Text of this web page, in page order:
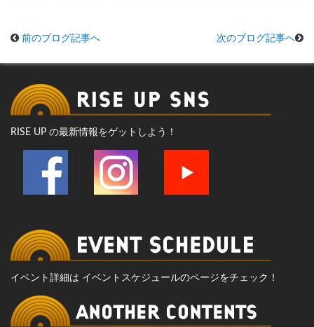
前のブログ記事へ 次のブログ記事へ
RISE UP の最新情報をゲットしよう！
イベント詳細は イベントスケジュールのページをチェック！